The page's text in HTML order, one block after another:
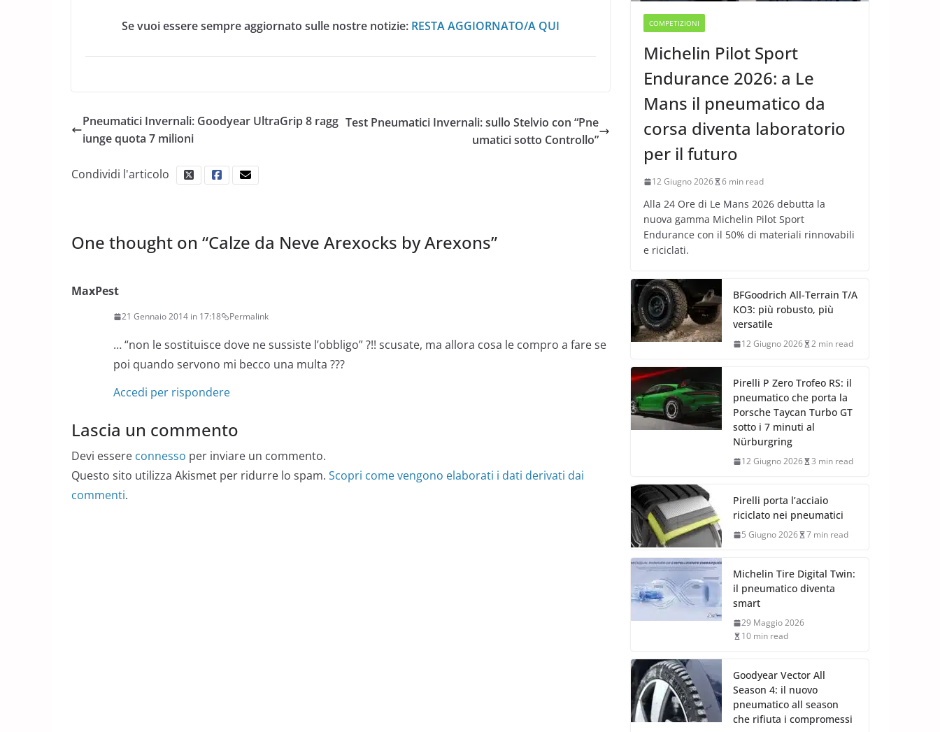
Se vuoi essere sempre aggiornato sulle nostre notizie: RESTA AGGIORNATO/A QUI
Pneumatici Invernali: Goodyear UltraGrip 8 ragg
iunge quota 7 milioni
Test Pneumatici Invernali: sullo Stelvio con “Pne
umatici sotto Controllo”
Condividi l'articolo
One thought on “Calze da Neve Arexocks by Arexons”
MaxPest
21 Gennaio 2014 in 17:18 Permalink
… “non le sostituisce dove ne sussiste l’obbligo” ?!! scusate, ma allora cosa le compro a fare se
poi quando servono mi becco una multa ???
Accedi per rispondere
Lascia un commento
Devi essere connesso per inviare un commento.
Questo sito utilizza Akismet per ridurre lo spam. Scopri come vengono elaborati i dati derivati dai
commenti.
COMPETIZIONI
Michelin Pilot Sport
Endurance 2026: a Le
Mans il pneumatico da
corsa diventa laboratorio
per il futuro
12 Giugno 2026 6 min read
Alla 24 Ore di Le Mans 2026 debutta la
nuova gamma Michelin Pilot Sport
Endurance con il 50% di materiali rinnovabili
e riciclati.
BFGoodrich All-Terrain T/A
KO3: più robusto, più
versatile
12 Giugno 2026 2 min read
Pirelli P Zero Trofeo RS: il
pneumatico che porta la
Porsche Taycan Turbo GT
sotto i 7 minuti al
Nürburgring
12 Giugno 2026 3 min read
Pirelli porta l’acciaio
riciclato nei pneumatici
5 Giugno 2026 7 min read
Michelin Tire Digital Twin:
il pneumatico diventa
smart
29 Maggio 2026
10 min read
Goodyear Vector All
Season 4: il nuovo
pneumatico all season
che rifiuta i compromessi